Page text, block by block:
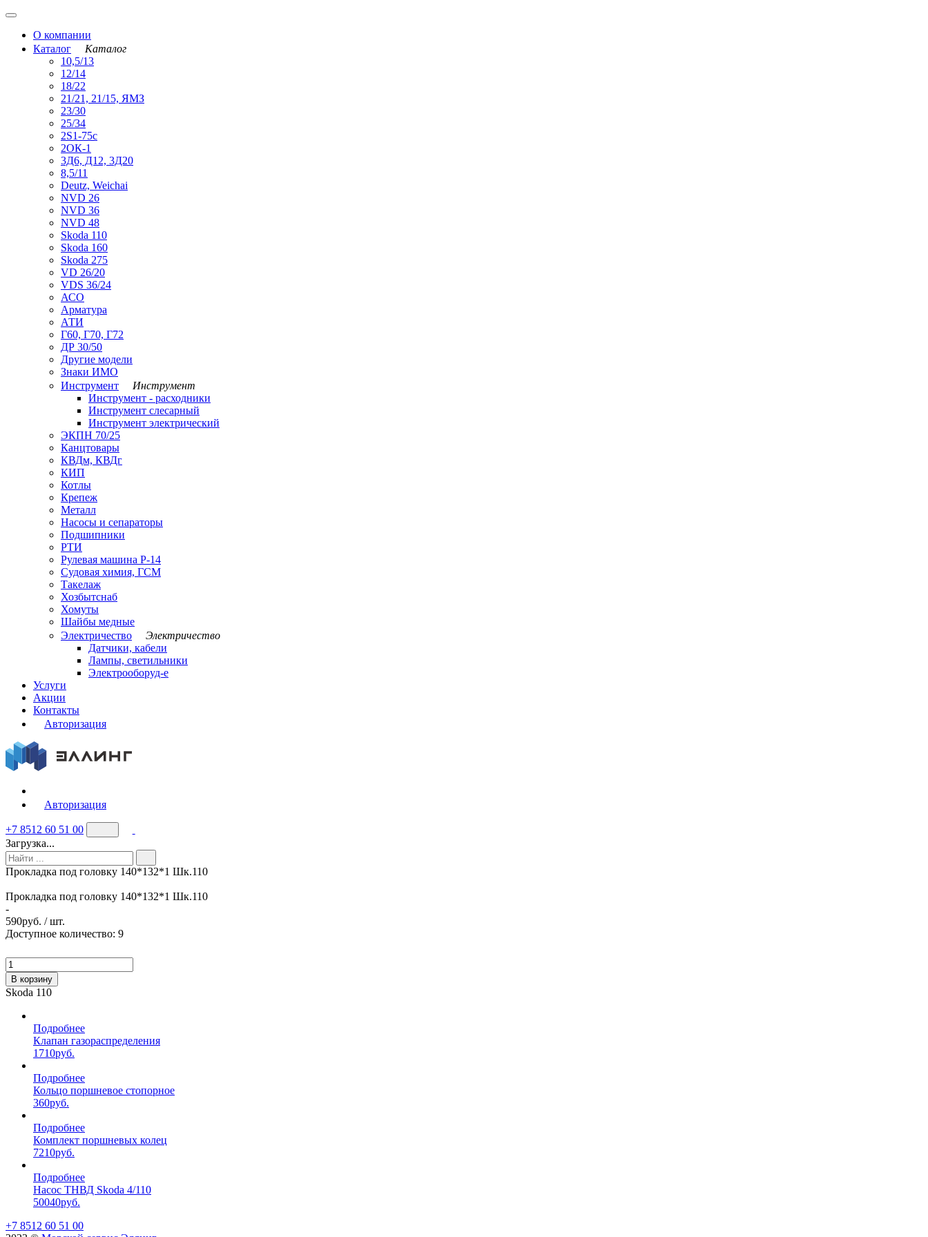
О компании
Каталог
Каталог
10,5/13
12/14
18/22
21/21, 21/15, ЯМЗ
23/30
25/34
2S1-75с
2ОК-1
3Д6, Д12, 3Д20
8,5/11
Deutz, Weichai
NVD 26
NVD 36
NVD 48
Skoda 110
Skoda 160
Skoda 275
VD 26/20
VDS 36/24
АСО
Арматура
АТИ
Г60, Г70, Г72
ДР 30/50
Другие модели
Знаки ИМО
Инструмент
Инструмент
Инструмент - расходники
Инструмент слесарный
Инструмент электрический
ЭКПН 70/25
Канцтовары
КВДм, КВДг
КИП
Котлы
Крепеж
Металл
Насосы и сепараторы
Подшипники
РТИ
Рулевая машина Р-14
Судовая химия, ГСМ
Такелаж
Хозбытснаб
Хомуты
Шайбы медные
Электричество
Электричество
Датчики, кабели
Лампы, светильники
Электрооборуд-е
Услуги
Акции
Контакты
Авторизация
Авторизация
+7 8512 60 51 00
Загрузка...
Прокладка под головку 140*132*1 Шк.110
Прокладка под головку 140*132*1 Шк.110
-
590руб. / шт.
Доступное количество: 9
В корзину
Skoda 110
Подробнее
Клапан газораспределения
1710руб.
Подробнее
Кольцо поршневое стопорное
360руб.
Подробнее
Комплект поршневых колец
7210руб.
Подробнее
Насос ТНВД Skoda 4/110
50040руб.
+7 8512 60 51 00